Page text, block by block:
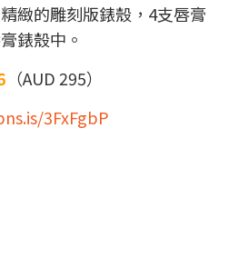
緻的雕刻版錶殼，4支唇膏
錶殼中。
（AUD 295）
3FxFgbP